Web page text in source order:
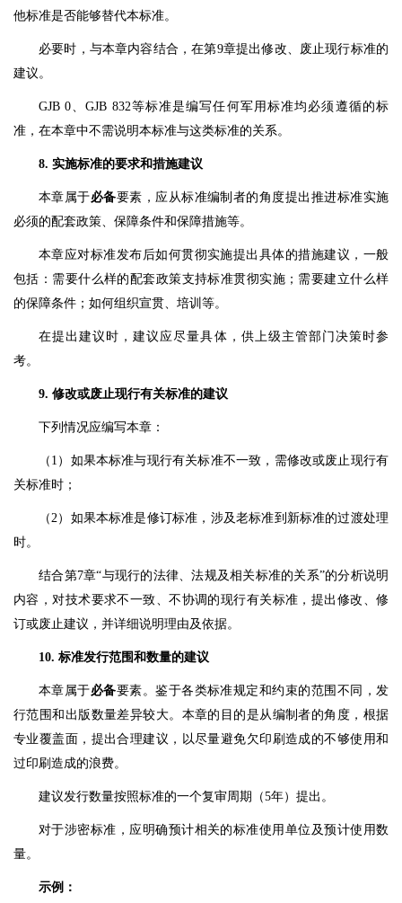
他标准是否能够替代本标准。
必要时，与本章内容结合，在第9章提出修改、废止现行标准的
建议。
GJB 0、GJB 832等标准是编写任何军用标准均必须遵循的标
准，在本章中不需说明本标准与这类标准的关系。
8. 实施标准的要求和措施建议
本章属于必备要素，应从标准编制者的角度提出推进标准实施
必须的配套政策、保障条件和保障措施等。
本章应对标准发布后如何贯彻实施提出具体的措施建议，一般
包括：需要什么样的配套政策支持标准贯彻实施；需要建立什么样
的保障条件；如何组织宣贯、培训等。
在提出建议时，建议应尽量具体，供上级主管部门决策时参
考。
9. 修改或废止现行有关标准的建议
下列情况应编写本章：
（1）如果本标准与现行有关标准不一致，需修改或废止现行有
关标准时；
（2）如果本标准是修订标准，涉及老标准到新标准的过渡处理
时。
结合第7章“与现行的法律、法规及相关标准的关系”的分析说明
内容，对技术要求不一致、不协调的现行有关标准，提出修改、修
订或废止建议，并详细说明理由及依据。
10. 标准发行范围和数量的建议
本章属于必备要素。鉴于各类标准规定和约束的范围不同，发
行范围和出版数量差异较大。本章的目的是从编制者的角度，根据
专业覆盖面，提出合理建议，以尽量避免欠印刷造成的不够使用和
过印刷造成的浪费。
建议发行数量按照标准的一个复审周期（5年）提出。
对于涉密标准，应明确预计相关的标准使用单位及预计使用数
量。
示例：